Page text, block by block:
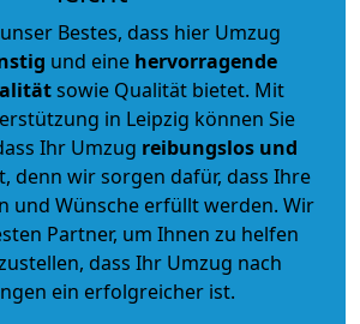
Bestes, dass hier Umzug
und eine hervorragende
sowie Qualität bietet. Mit
in Leipzig können Sie
Ihr Umzug reibungslos und
denn wir sorgen dafür, dass Ihre
und Wünsche erfüllt werden. Wir
Partner, um Ihnen zu helfen
dass Ihr Umzug nach
ein erfolgreicher ist.